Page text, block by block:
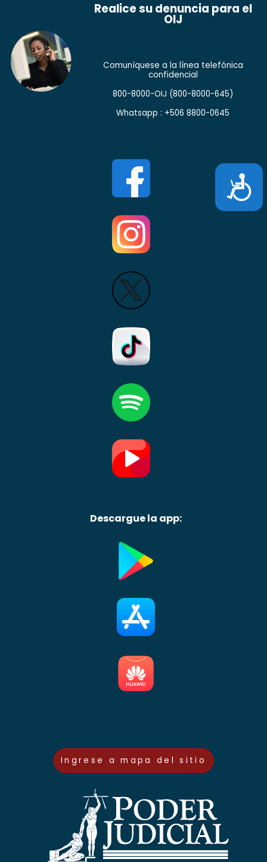
Realice su denuncia para el
OIJ
Comuníquese a la línea telefónica
confidencial
800-8000-OIJ (800-8000-645)
Whatsapp : +506 8800-0645
Descargue la app:
Ingrese a mapa del sitio